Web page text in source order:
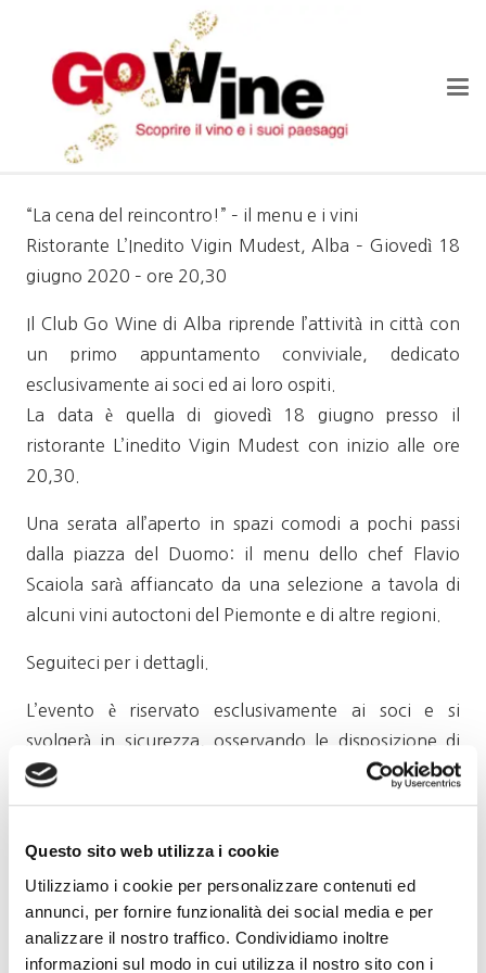
Questo sito web utilizza i cookie
Utilizziamo i cookie per personalizzare contenuti ed
annunci, per fornire funzionalità dei social media e per
analizzare il nostro traffico. Condividiamo inoltre
informazioni sul modo in cui utilizza il nostro sito con i
“La cena del reincontro!” – il menu e i vini
Ristorante L’Inedito Vigin Mudest, Alba – Giovedì 18
giugno 2020 – ore 20,30
Il Club Go Wine di Alba riprende l’attività in città con
un primo appuntamento conviviale, dedicato
esclusivamente ai soci ed ai loro ospiti.
La data è quella di giovedì 18 giugno presso il
ristorante L’inedito Vigin Mudest con inizio alle ore
20,30.
Una serata all’aperto in spazi comodi a pochi passi
dalla piazza del Duomo: il menu dello chef Flavio
Scaiola sarà affiancato da una selezione a tavola di
alcuni vini autoctoni del Piemonte e di altre regioni.
Seguiteci per i dettagli.
L’evento è riservato esclusivamente ai soci e si
svolgerà in sicurezza, osservando le disposizione di
legge, per quanto riguarda l’accesso, la sistemazione
dei tavoli, il servizio.
Info e prenotazioni a ufficio.soci@gowinet.it
Il menu
Tris di antipasti della tradizione di Langa